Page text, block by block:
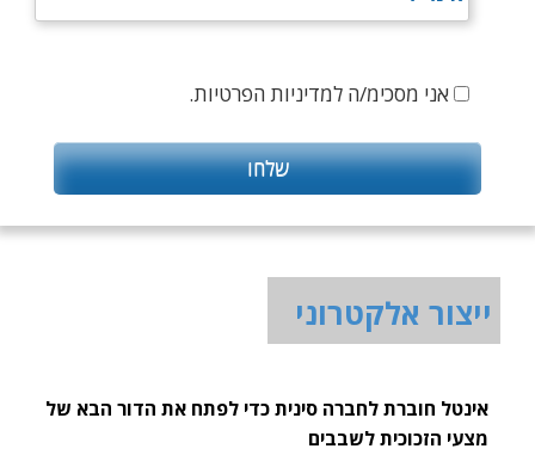
אני מסכימ/ה למדיניות הפרטיות.
ייצור אלקטרוני
אינטל חוברת לחברה סינית כדי לפתח את הדור הבא של
מצעי הזכוכית לשבבים